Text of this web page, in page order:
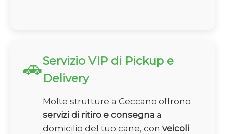
🚗Servizio VIP di Pickup e
Delivery
Molte strutture a Ceccano offrono
servizi di ritiro e consegna a
domicilio del tuo cane, con veicoli